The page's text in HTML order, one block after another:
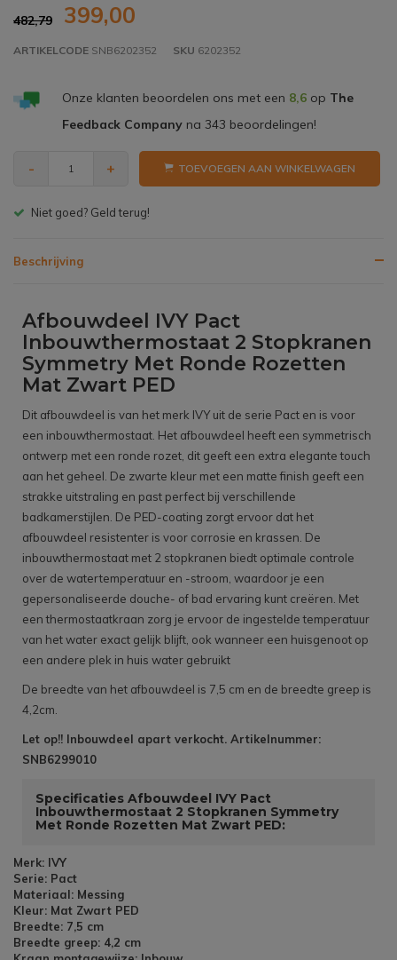
482,79 399,00
ARTIKELCODE SNB6202352 SKU 6202352
Onze klanten beoordelen ons met een 8,6op The
Feedback Companyna 343 beoordelingen!
- + TOEVOEGEN AAN WINKELWAGEN
Gratis bezorgen v.a. € 150,- (NL)
Beschrijving
Afbouwdeel IVY Pact
Inbouwthermostaat 2 Stopkranen
Symmetry Met Ronde Rozetten
Mat Zwart PED
Dit afbouwdeel is van het merk IVY uit de serie Pact en is voor
een inbouwthermostaat. Het afbouwdeel heeft een symmetrisch
ontwerp met een ronde rozet, dit geeft een extra elegante touch
aan het geheel. De zwarte kleur met een matte finish geeft een
strakke uitstraling en past perfect bij verschillende
badkamerstijlen. De PED-coating zorgt ervoor dat het
afbouwdeel resistenter is voor corrosie en krassen. De
inbouwthermostaat met 2 stopkranen biedt optimale controle
over de watertemperatuur en -stroom, waardoor je een
gepersonaliseerde douche- of bad ervaring kunt creëren. Met
een thermostaatkraan zorg je ervoor de ingestelde temperatuur
van het water exact gelijk blijft, ook wanneer een huisgenoot op
een andere plek in huis water gebruikt
De breedte van het afbouwdeel is 7,5 cm en de breedte greep is
4,2cm.
Let op!! Inbouwdeel apart verkocht. Artikelnummer:
SNB6299010
Specificaties Afbouwdeel IVY Pact
Inbouwthermostaat 2 Stopkranen Symmetry
Met Ronde Rozetten Mat Zwart PED:
Merk: IVY
Serie: Pact
Materiaal: Messing
Kleur: Mat Zwart PED
Breedte: 7,5 cm
Breedte greep: 4,2 cm